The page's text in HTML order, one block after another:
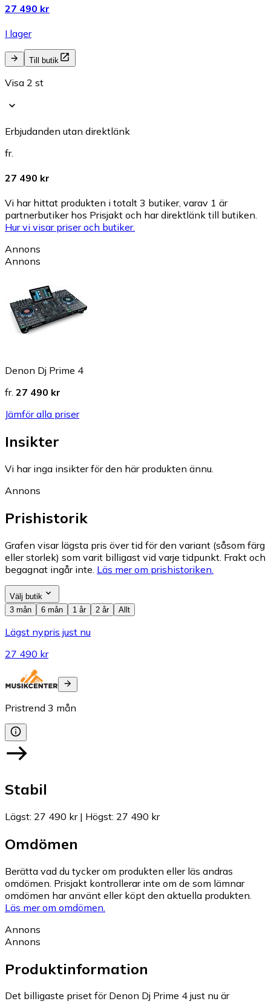
27 490 kr
I lager
Till butik
Visa 2 st
Erbjudanden utan direktlänk
fr.
27 490 kr
Vi har hittat produkten i totalt 3 butiker, varav 1 är
partnerbutiker hos Prisjakt och har direktlänk till butiken.
Hur vi visar priser och butiker.
Annons
Annons
Denon Dj Prime 4
fr. 27 490 kr
Jämför alla priser
Insikter
Vi har inga insikter för den här produkten ännu.
Annons
Prishistorik
Grafen visar lägsta pris över tid för den variant (såsom färg
eller storlek) som varit billigast vid varje tidpunkt. Frakt och
begagnat ingår inte. Läs mer om prishistoriken.
Välj butik
3 mån
6 mån 1 år 2 år Allt
Lägst nypris just nu
27 490 kr
Pristrend 3 mån
Stabil
Lägst: 27 490 kr| Högst: 27 490 kr
Omdömen
Berätta vad du tycker om produkten eller läs andras
omdömen. Prisjakt kontrollerar inte om de som lämnar
omdömen har använt eller köpt den aktuella produkten.
Läs mer om omdömen.
Annons
Annons
Produktinformation
Det billigaste priset för Denon Dj Prime 4 just nu är